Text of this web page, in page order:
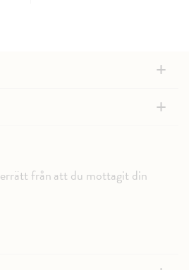
+
+
från att du mottagit din